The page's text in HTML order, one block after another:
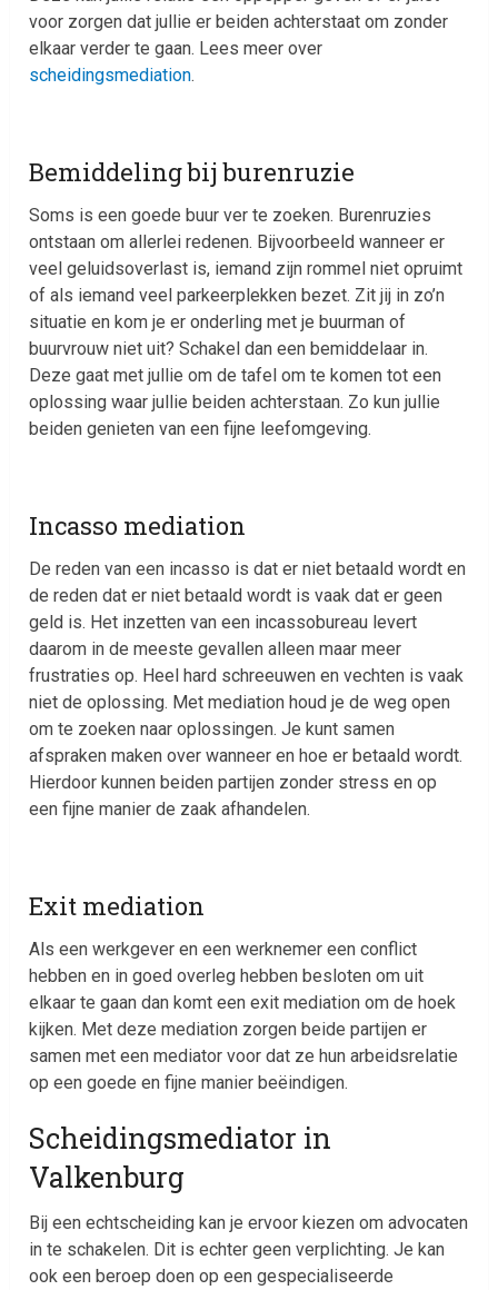
voor zorgen dat jullie er beiden achterstaat om zonder
elkaar verder te gaan. Lees meer over
scheidingsmediation.
Bemiddeling bij burenruzie
Soms is een goede buur ver te zoeken. Burenruzies
ontstaan om allerlei redenen. Bijvoorbeeld wanneer er
veel geluidsoverlast is, iemand zijn rommel niet opruimt
of als iemand veel parkeerplekken bezet. Zit jij in zo’n
situatie en kom je er onderling met je buurman of
buurvrouw niet uit? Schakel dan een bemiddelaar in.
Deze gaat met jullie om de tafel om te komen tot een
oplossing waar jullie beiden achterstaan. Zo kun jullie
beiden genieten van een fijne leefomgeving.
Incasso mediation
De reden van een incasso is dat er niet betaald wordt en
de reden dat er niet betaald wordt is vaak dat er geen
geld is. Het inzetten van een incassobureau levert
daarom in de meeste gevallen alleen maar meer
frustraties op. Heel hard schreeuwen en vechten is vaak
niet de oplossing. Met mediation houd je de weg open
om te zoeken naar oplossingen. Je kunt samen
afspraken maken over wanneer en hoe er betaald wordt.
Hierdoor kunnen beiden partijen zonder stress en op
een fijne manier de zaak afhandelen.
Exit mediation
Als een werkgever en een werknemer een conflict
hebben en in goed overleg hebben besloten om uit
elkaar te gaan dan komt een exit mediation om de hoek
kijken. Met deze mediation zorgen beide partijen er
samen met een mediator voor dat ze hun arbeidsrelatie
op een goede en fijne manier beëindigen.
Scheidingsmediator in
Valkenburg
Bij een echtscheiding kan je ervoor kiezen om advocaten
in te schakelen. Dit is echter geen verplichting. Je kan
ook een beroep doen op een gespecialiseerde